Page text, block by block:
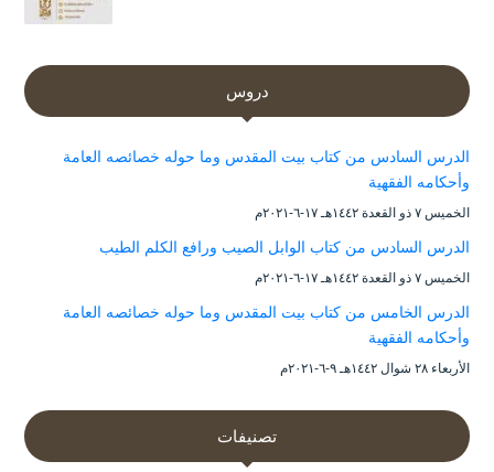
دروس
الدرس السادس من كتاب بيت المقدس وما حوله خصائصه العامة
وأحكامه الفقهية
الخميس ۷ ذو القعدة ۱٤٤۲هـ ۱۷-٦-۲۰۲۱م
الدرس السادس من كتاب الوابل الصيب ورافع الكلم الطيب
الخميس ۷ ذو القعدة ۱٤٤۲هـ ۱۷-٦-۲۰۲۱م
الدرس الخامس من كتاب بيت المقدس وما حوله خصائصه العامة
وأحكامه الفقهية
الأربعاء ۲۸ شوال ۱٤٤۲هـ ۹-٦-۲۰۲۱م
تصنيفات